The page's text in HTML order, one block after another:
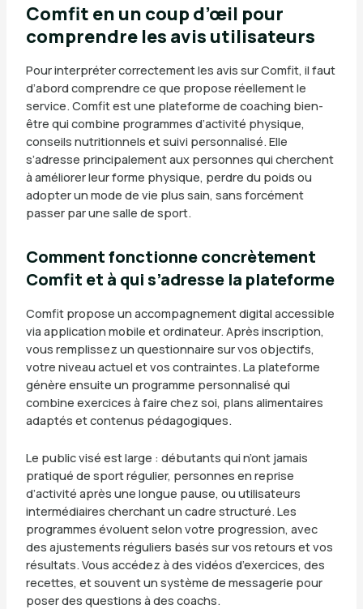
Comfit en un coup d’œil pour
comprendre les avis utilisateurs
Pour interpréter correctement les avis sur Comfit, il faut
d’abord comprendre ce que propose réellement le
service. Comfit est une plateforme de coaching bien-
être qui combine programmes d’activité physique,
conseils nutritionnels et suivi personnalisé. Elle
s’adresse principalement aux personnes qui cherchent
à améliorer leur forme physique, perdre du poids ou
adopter un mode de vie plus sain, sans forcément
passer par une salle de sport.
Comment fonctionne concrètement
Comfit et à qui s’adresse la plateforme
Comfit propose un accompagnement digital accessible
via application mobile et ordinateur. Après inscription,
vous remplissez un questionnaire sur vos objectifs,
votre niveau actuel et vos contraintes. La plateforme
génère ensuite un programme personnalisé qui
combine exercices à faire chez soi, plans alimentaires
adaptés et contenus pédagogiques.
Le public visé est large : débutants qui n’ont jamais
pratiqué de sport régulier, personnes en reprise
d’activité après une longue pause, ou utilisateurs
intermédiaires cherchant un cadre structuré. Les
programmes évoluent selon votre progression, avec
des ajustements réguliers basés sur vos retours et vos
résultats. Vous accédez à des vidéos d’exercices, des
recettes, et souvent un système de messagerie pour
poser des questions à des coachs.